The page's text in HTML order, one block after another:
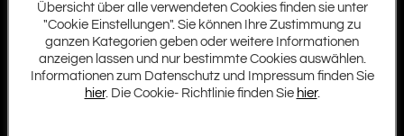
Das neue Plug´n´Play 2-Wege Lautsprechersystem
GZCS 200.2VW-T5/T6 kann ohne weitere Änderungen
Übersicht über alle verwendeten Cookies finden sie unter
"Cookie Einstellungen". Sie können Ihre Zustimmung zu
ganzen Kategorien geben oder weitere Informationen
anzeigen lassen und nur bestimmte Cookies auswählen.
Informationen zum Datenschutz und Impressum finden Sie
hier. Die Cookie- Richtlinie finden Sie hier.